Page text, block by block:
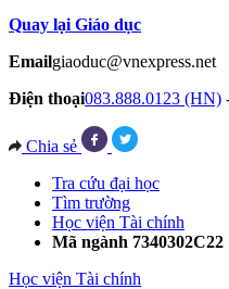
Quay lại Giáo dục
Emailgiaoduc@vnexpress.net
Điện thoại083.888.0123 (HN)
Chia sẻ
Tra cứu đại học
Tìm trường
Học viện Tài chính
Mã ngành 7340302C22
Học viện Tài chính